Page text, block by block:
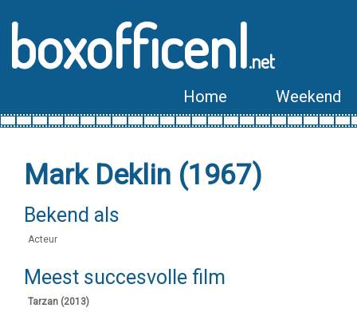
boxofficenl.net
Home Weekend
Mark Deklin (1967)
Bekend als
Acteur
Meest succesvolle film
Tarzan (2013)